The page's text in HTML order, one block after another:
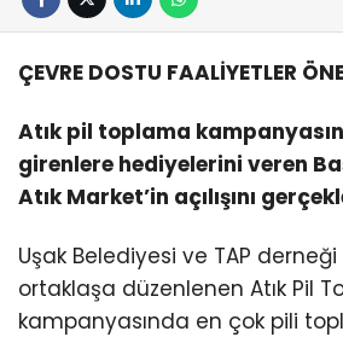
ÇEVRE DOSTU FAALİYETLER
Atık pil toplama
girenlere hediyelerini veren
Atık Market’in açılışını
Uşak Belediyesi ve TAP
ortaklaşa düzenlenen Atık Pil
kampanyasında en çok pili